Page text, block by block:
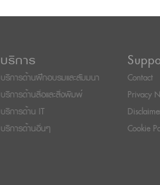
บริการ
บริการด้านฝึกอบรมและสัมมนา
บริการด้านสื่อและสิ่งพิมพ์
บริการด้าน IT
บริการด้านอื่นๆ
Contact
Privacy
Cookie